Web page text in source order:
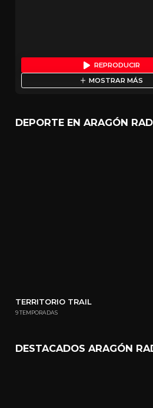
REPRODUCIR
MOSTRAR MÁS
DEPORTE EN ARAGÓN
TERRITORIO TRAIL
9 TEMPORADAS
DESTACADOS ARAGÓN